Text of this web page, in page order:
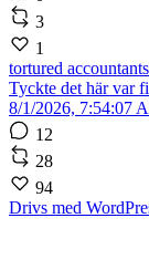
3
1
tortured
Tyckte det här var
8/1/2026, 7:54:07
12
28
94
Drivs med